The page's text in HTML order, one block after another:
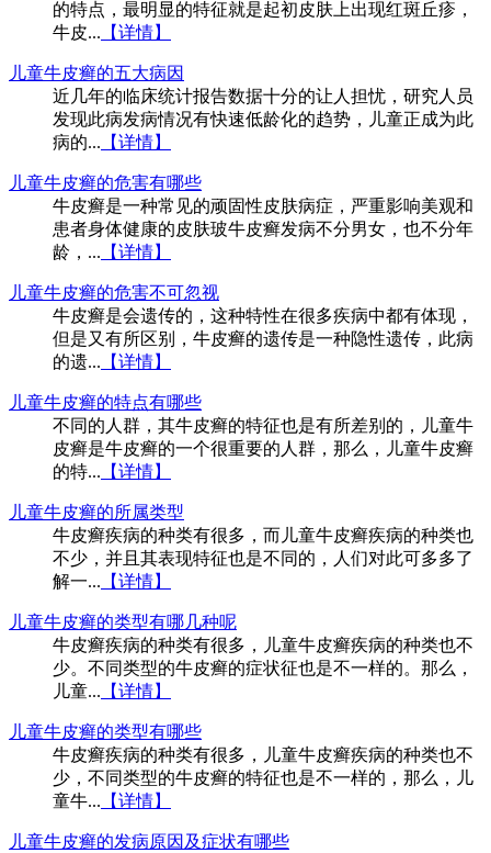
的特点，最明显的特征就是起初皮肤上出现红斑丘疹，
牛皮... 【详情】
儿童牛皮癣的五大病因
近几年的临床统计报告数据十分的让人担忧，研究人员
发现此病发病情况有快速低龄化的趋势，儿童正成为此
病的... 【详情】
儿童牛皮癣的危害有哪些
牛皮癣是一种常见的顽固性皮肤病症，严重影响美观和
患者身体健康的皮肤玻牛皮癣发病不分男女，也不分年
龄，... 【详情】
儿童牛皮癣的危害不可忽视
牛皮癣是会遗传的，这种特性在很多疾病中都有体现，
但是又有所区别，牛皮癣的遗传是一种隐性遗传，此病
的遗... 【详情】
儿童牛皮癣的特点有哪些
不同的人群，其牛皮癣的特征也是有所差别的，儿童牛
皮癣是牛皮癣的一个很重要的人群，那么，儿童牛皮癣
的特... 【详情】
儿童牛皮癣的所属类型
牛皮癣疾病的种类有很多，而儿童牛皮癣疾病的种类也
不少，并且其表现特征也是不同的，人们对此可多多了
解一... 【详情】
儿童牛皮癣的类型有哪几种呢
牛皮癣疾病的种类有很多，儿童牛皮癣疾病的种类也不
少。不同类型的牛皮癣的症状征也是不一样的。那么，
儿童... 【详情】
儿童牛皮癣的类型有哪些
牛皮癣疾病的种类有很多，儿童牛皮癣疾病的种类也不
少，不同类型的牛皮癣的特征也是不一样的，那么，儿
童牛... 【详情】
儿童牛皮癣的发病原因及症状有哪些